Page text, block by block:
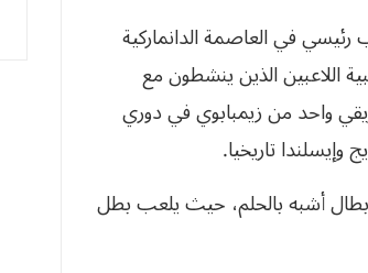
وتأسس سنة 1992 فقط، له ملعب رئيسي في العاصمة الدانماركية
وغالبية اللاعبين الذين ينشطون مع
واحد من زيمبابوي في دوري
وإيسلندا تاريخيا.
أشبه بالحلم، حيث يلعب بطل